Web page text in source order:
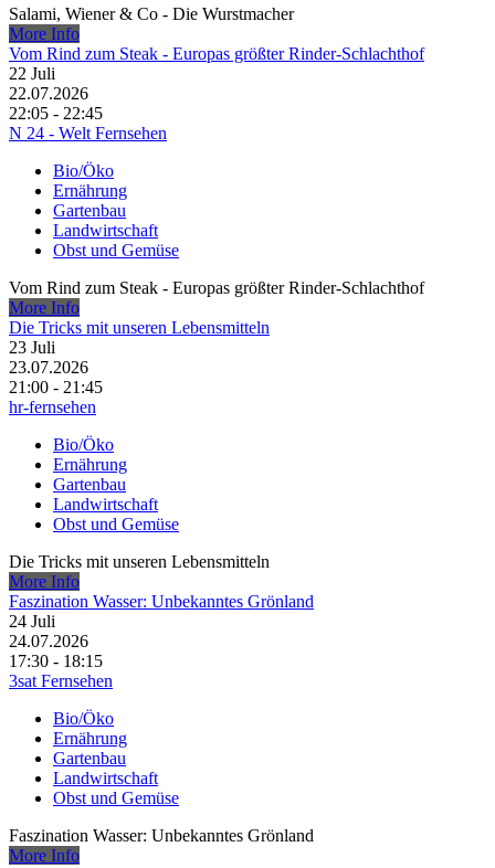
Salami, Wiener & Co - Die Wurstmacher
More Info
Vom Rind zum Steak - Europas größter Rinder-Schlachthof
22 Juli
22.07.2026
22:05 - 22:45
N 24 - Welt Fernsehen
Bio/Öko
Ernährung
Gartenbau
Landwirtschaft
Obst und Gemüse
Vom Rind zum Steak - Europas größter Rinder-Schlachthof
More Info
Die Tricks mit unseren Lebensmitteln
23 Juli
23.07.2026
21:00 - 21:45
hr-fernsehen
Bio/Öko
Ernährung
Gartenbau
Landwirtschaft
Obst und Gemüse
Die Tricks mit unseren Lebensmitteln
More Info
Faszination Wasser: Unbekanntes Grönland
24 Juli
24.07.2026
17:30 - 18:15
3sat Fernsehen
Bio/Öko
Ernährung
Gartenbau
Landwirtschaft
Obst und Gemüse
Faszination Wasser: Unbekanntes Grönland
More Info